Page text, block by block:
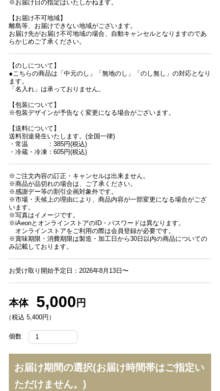
※お届け日の指定はいたしかねます。
【お届け不可地域】
離島等、お届けできない地域がございます。
お届け先がお届け不可地域の場合、自動キャンセルとなりますのであ
らかじめご了承ください。
【のしについて】
●こちらの商品は「中元のし」「無地のし」「のし無し」の対応となり
ます。
「名入れ」は承っておりません。
【包装について】
※包装デザインが予告なく変更になる場合がございます。
【送料について】
送料別途発生いたします。(全国一律)
・常温 ：385円(税込)
・冷蔵・冷凍：605円(税込)
※ご注文内容の訂正・キャンセルは出来ません。
※商品が品切れの場合は、ご了承ください。
※感謝デー等の割引企画対象外です。
※市場・天候上の理由により、商品内容が一部変更になる場合がござ
います。
※写真はイメージです。
※iAeonとオンラインストアのID・パスワードは異なります。
オンラインストアをご利用の際は会員登録が必要です。
※賞味期限・消費期限は製造・加工日から30日以内の商品についての
み記載しております。
お受け取り開始予定日：2026年8月13日〜
本体 5,000 円
（税込 5,400円）
個数
お届け期間の選択(お届け時間帯はご指定い
ただけません。)